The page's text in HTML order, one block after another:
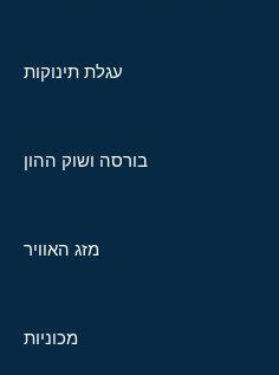
עגלת תינוקות
בורסה ושוק ההון
מזג האוויר
מכוניות